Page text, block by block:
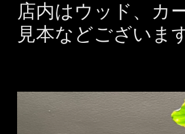
店内はウッド、カ
見本などございま